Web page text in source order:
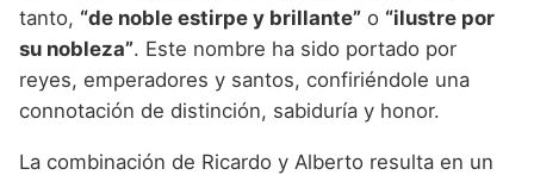
tanto, “de noble estirpe y brillante” o “ilustre por
su nobleza”. Este nombre ha sido portado por
reyes, emperadores y santos, confiriéndole una
connotación de distinción, sabiduría y honor.
La combinación de Ricardo y Alberto resulta en un